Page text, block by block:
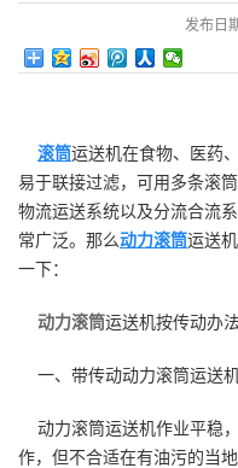
发布日
滚筒运送机在食物、医药
易于联接过滤，可用多条滚
物流运送系统以及分流合流
常广泛。那么动力滚筒运送
一下：
动力滚筒运送机按传动办
一、带传动动力滚筒运送
动力滚筒运送机作业平稳
作，但不合适在有油污的当